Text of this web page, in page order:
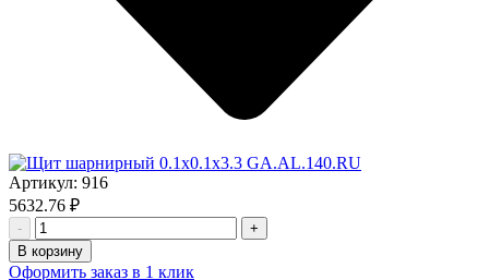
Артикул: 916
5632.76 ₽
-
+
В корзину
Оформить заказ в 1 клик